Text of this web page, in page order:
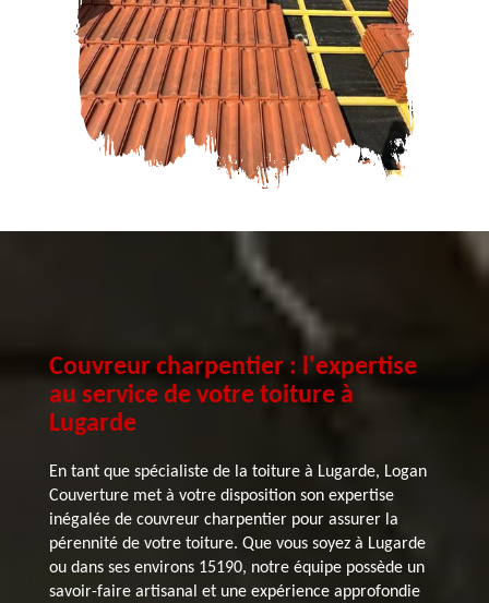
Couvreur charpentier : l'expertise
au service de votre toiture à
Lugarde
En tant que spécialiste de la toiture à Lugarde, Logan
Couverture met à votre disposition son expertise
inégalée de couvreur charpentier pour assurer la
pérennité de votre toiture. Que vous soyez à Lugarde
ou dans ses environs 15190, notre équipe possède un
savoir-faire artisanal et une expérience approfondie